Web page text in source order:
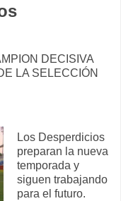
DECISIVA
LA SELECCIÓN
Los Desperdicios
preparan la nueva
temporada y
siguen trabajando
para el futuro.